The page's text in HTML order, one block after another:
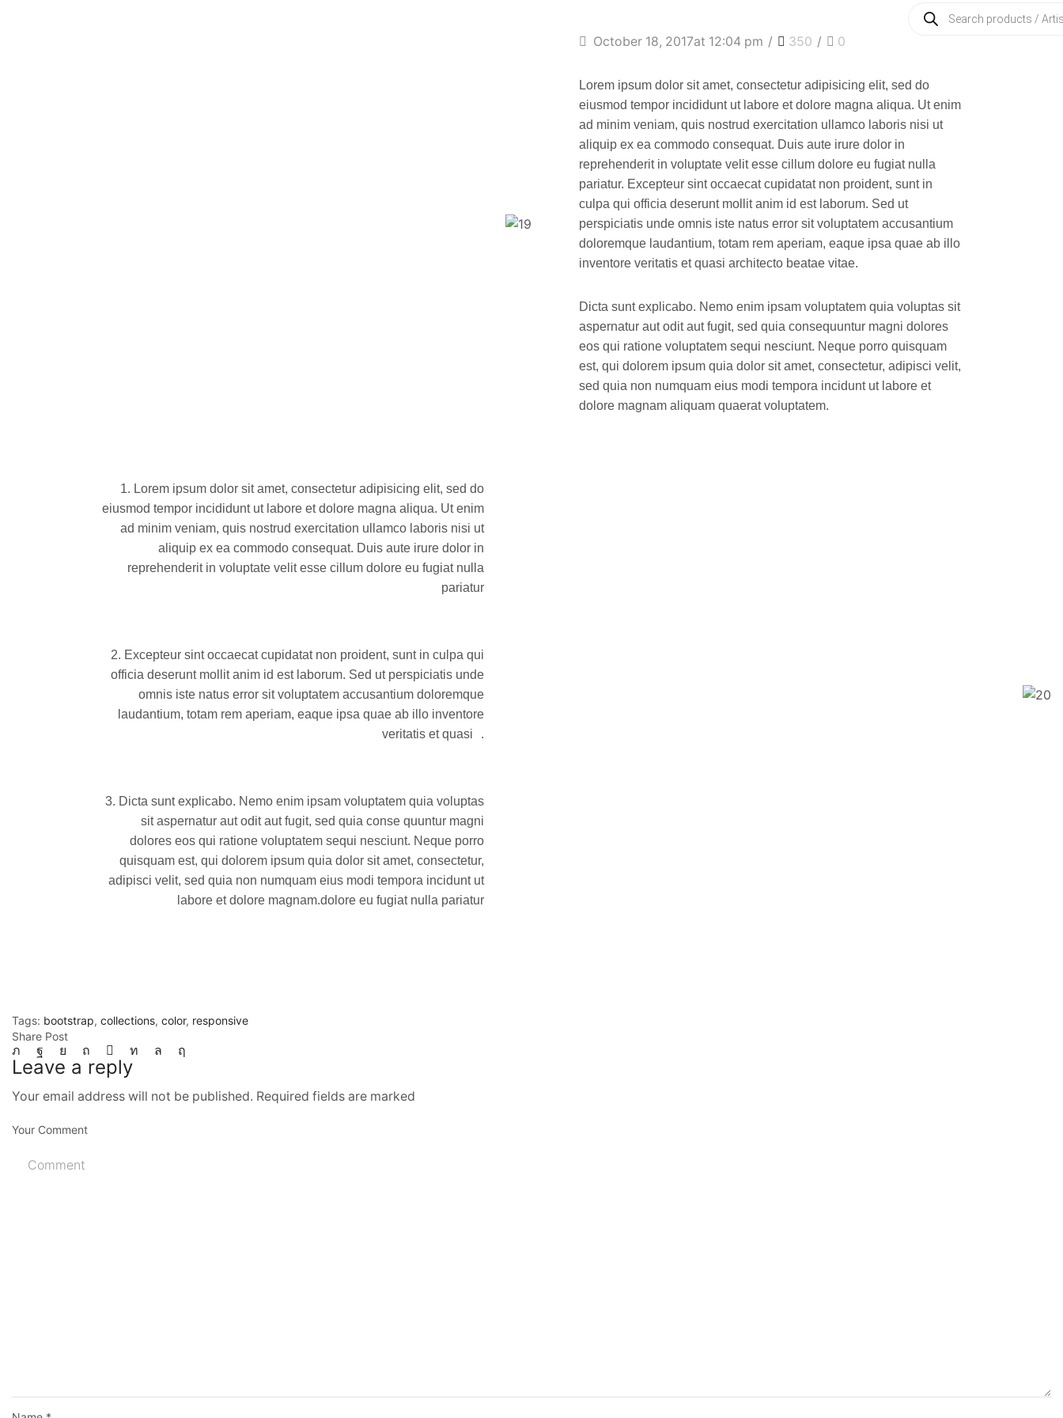
October 18, 2017at 12:04 pm / 350 / 0
Lorem ipsum dolor sit amet, consectetur adipisicing elit, sed do
eiusmod tempor incididunt ut labore et dolore magna aliqua. Ut enim
ad minim veniam, quis nostrud exercitation ullamco laboris nisi ut
aliquip ex ea commodo consequat. Duis aute irure dolor in
reprehenderit in voluptate velit esse cillum dolore eu fugiat nulla
pariatur. Excepteur sint occaecat cupidatat non proident, sunt in
culpa qui officia deserunt mollit anim id est laborum. Sed ut
perspiciatis unde omnis iste natus error sit voluptatem accusantium
doloremque laudantium, totam rem aperiam, eaque ipsa quae ab illo
inventore veritatis et quasi architecto beatae vitae.
Dicta sunt explicabo. Nemo enim ipsam voluptatem quia voluptas sit
aspernatur aut odit aut fugit, sed quia consequuntur magni dolores
eos qui ratione voluptatem sequi nesciunt. Neque porro quisquam
est, qui dolorem ipsum quia dolor sit amet, consectetur, adipisci velit,
sed quia non numquam eius modi tempora incidunt ut labore et
dolore magnam aliquam quaerat voluptatem.
1. Lorem ipsum dolor sit amet, consectetur adipisicing elit, sed do
eiusmod tempor incididunt ut labore et dolore magna aliqua. Ut enim
ad minim veniam, quis nostrud exercitation ullamco laboris nisi ut
aliquip ex ea commodo consequat. Duis aute irure dolor in
reprehenderit in voluptate velit esse cillum dolore eu fugiat nulla
pariatur
2. Excepteur sint occaecat cupidatat non proident, sunt in culpa qui
officia deserunt mollit anim id est laborum. Sed ut perspiciatis unde
omnis iste natus error sit voluptatem accusantium doloremque
laudantium, totam rem aperiam, eaque ipsa quae ab illo inventore
veritatis et quasi .
3. Dicta sunt explicabo. Nemo enim ipsam voluptatem quia voluptas
sit aspernatur aut odit aut fugit, sed quia conse quuntur magni
dolores eos qui ratione voluptatem sequi nesciunt. Neque porro
quisquam est, qui dolorem ipsum quia dolor sit amet, consectetur,
adipisci velit, sed quia non numquam eius modi tempora incidunt ut
labore et dolore magnam.dolore eu fugiat nulla pariatur
Tags: bootstrap, collections, color, responsive
Share Post
Leave a reply
Your email address will not be published. Required fields are marked
Your Comment